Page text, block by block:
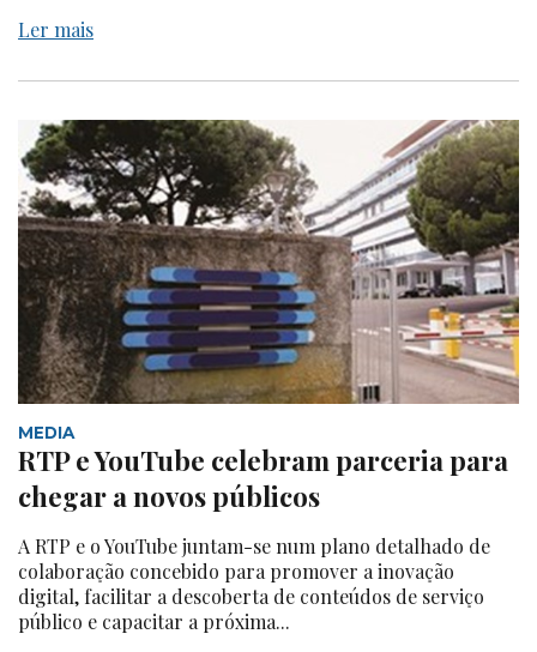
Ler mais
MEDIA
RTP e YouTube celebram parceria para
chegar a novos públicos
A RTP e o YouTube juntam-se num plano detalhado de
colaboração concebido para promover a inovação
digital, facilitar a descoberta de conteúdos de serviço
público e capacitar a próxima...